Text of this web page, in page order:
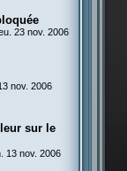
23 nov. 2006
nov. 2006
sur le
13 nov. 2006